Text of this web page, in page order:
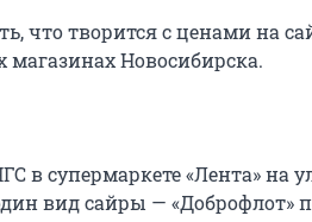
что творится с ценами на
Новосибирска.
в супермаркете «Лента» на
вид сайры — «Доброфлот»